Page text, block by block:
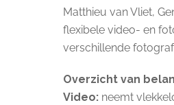
Matthieu van Vliet,
flexibele video- en
verschillende
Overzicht van
Video: neemt